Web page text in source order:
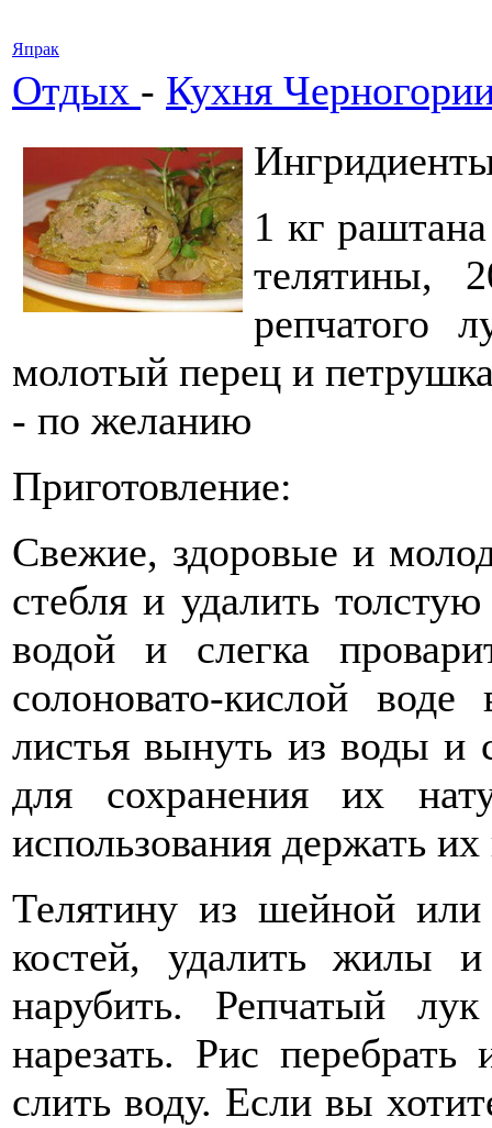
Япрак
Отдых - Кухня
1 кг
телятины,
репчатого
молотый перец и
- по желанию
Приготовление:
Свежие, здоровые и
стебля и удалить
водой и слегка
солоновато-кислой
листья вынуть из воды и
для сохранения их
использования держать
Телятину из шейной или
костей, удалить жилы
нарубить. Репчатый
нарезать. Рис
слить воду. Если вы